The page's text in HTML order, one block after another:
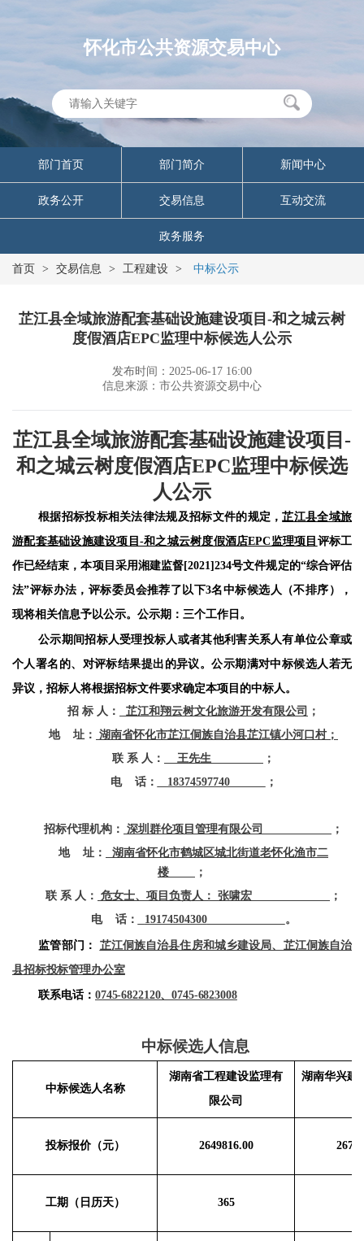
怀化市公共资源交易中心
部门首页 部门简介 新闻中心
政务公开 交易信息 互动交流
政务服务
首页 > 交易信息 > 工程建设 > 中标公示
芷江县全域旅游配套基础设施建设项目-和之城云树
度假酒店EPC监理中标候选人公示
发布时间：2025-06-17 16:00
信息来源：市公共资源交易中心
芷江县全域旅游配套基础设施建设项目 -
和之城云树度假酒店EPC监理中标候选
人公示
根据招标投标相关法律法规及招标文件的规定，芷江县全域旅
游配套基础设施建设项目 -和之城云树度假酒店EPC监理项目 评标工
作已经结束，本项目 采用湘建监督[2021]234号文件规定的“综合评估
法”评标办法 ，评标委员会推荐了以下3名中标候选人（不排序），
现将相关信息予以公示。公示期：三个工作日。
公示期间招标人受理投标人或者其他利害关系人有单位公章或
个人署名的、对评标结果提出的异议。公示期满对中标候选人若无
异议，招标人将根据招标文件要求确定本项目的中标人。
招 标 人： 芷江和翔云树文化旅游开发有限公司
；
地
址： 湖南省怀化市芷江侗族自治县芷江镇小河口村；
联 系 人： 王先生
；
电
话： 18374597740 ；
招标代理机构： 深圳群伦项目管理有限公司
；
地
址：
湖南省怀化市鹤城区城北街道老怀化渔市二
楼
；
联 系 人： 危女士、项目负责人： 张啸宏
；
电
话： 19174504300 。
监管部门：
芷江侗族自治县住房和城乡建设局、芷江侗族自治
县招标投标管理办公室
联系电话： 0745-6822120、0745-6823008
中标候选人信息
中标候选人名称
湖南省工程建设监理有
限公司
湖南华兴建
投标报价（元） 2649816.00
工期（日历天） 365